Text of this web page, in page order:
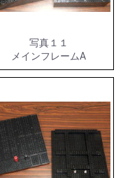
写真１１
メインフレームA